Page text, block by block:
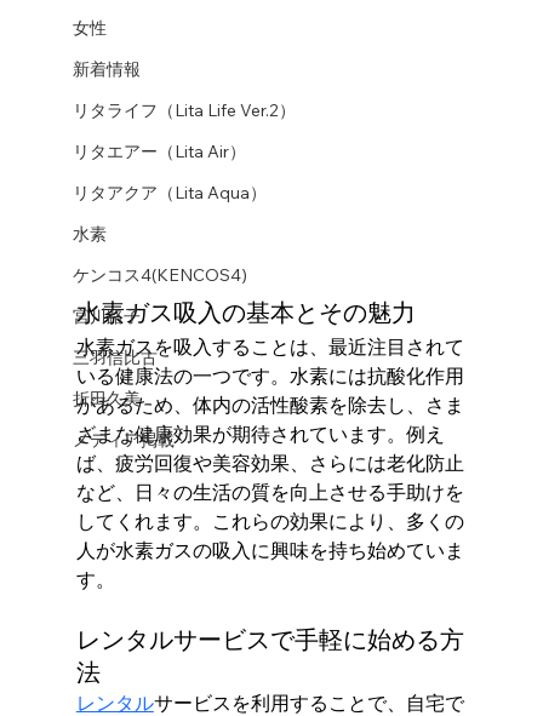
女性
新着情報
リタライフ（Lita Life Ver.2）
リタエアー（Lita Air）
リタアクア（Lita Aqua）
水素
ケンコス4(KENCOS4)
宮川路子
三羽信比古
折田久美
メディア掲載
水素ガス吸入の基本とその魅力
水素ガスを吸入することは、最近注目されて
いる健康法の一つです。水素には抗酸化作用
があるため、体内の活性酸素を除去し、さま
ざまな健康効果が期待されています。例え
ば、疲労回復や美容効果、さらには老化防止
など、日々の生活の質を向上させる手助けを
してくれます。これらの効果により、多くの
人が水素ガスの吸入に興味を持ち始めていま
す。
レンタルサービスで手軽に始める方
法
レンタルサービスを利用することで、自宅で